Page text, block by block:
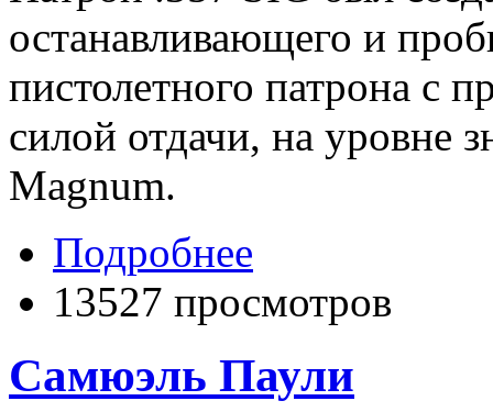
останавливающего и
пистолетного патрона с
силой отдачи, на уровне
Magnum.
Подробнее
13527 просмотров
Самюэль Паули